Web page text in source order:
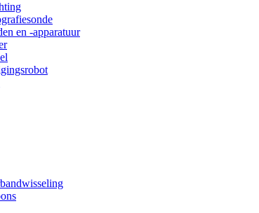
en -apparatuur